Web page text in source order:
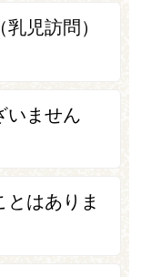
児訪問）
いません
とはありま